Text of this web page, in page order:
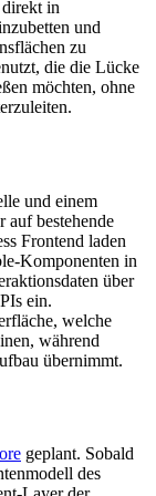
in
und
zu
die die Lücke
möchten, ohne
und einem
auf bestehende
Frontend laden
Komponenten in
über
ein.
welche
während
übernimmt.
geplant. Sobald
des